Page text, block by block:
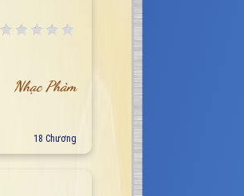
Nhạc Phàm
18 Chương